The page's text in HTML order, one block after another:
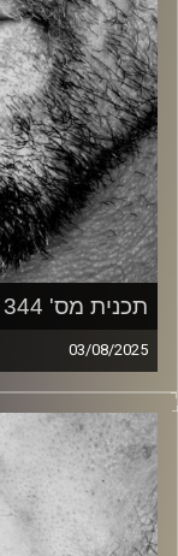
תכנית מס' 344
03/08/2025
זיפים, מוזיקה
כל מה שחי, אמיתי
עם שמוליק רגב.
קרדיט תמונות: